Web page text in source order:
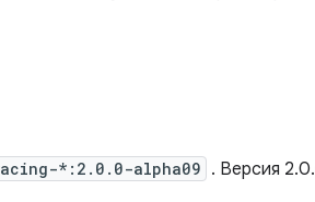
*:2.0.0-alpha09 . Версия